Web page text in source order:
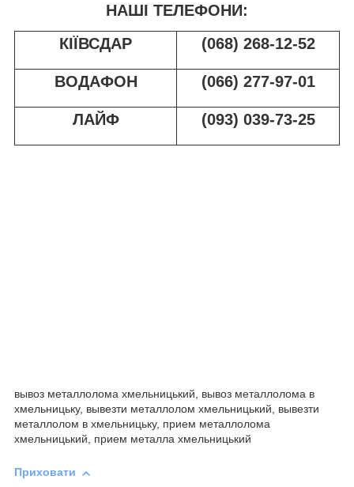
НАШІ ТЕЛЕФОНИ:
КІЇВСДАР
(068) 268-12-52
ВОДАФОН (066) 277-97-01
ЛАЙФ (093) 039-73-25
вывоз металлолома хмельницький, вывоз металлолома в
хмельницьку, вывезти металлолом хмельницький, вывезти
металлолом в хмельницьку, прием металлолома
хмельницький, прием металла хмельницький
Приховати